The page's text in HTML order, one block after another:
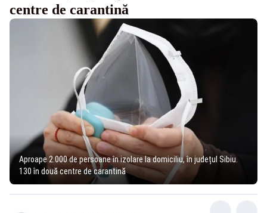
centre de carantină
Aproape 2.000 de persoane în izolare la domiciliu, în județul Sibiu.
130 în două centre de carantină